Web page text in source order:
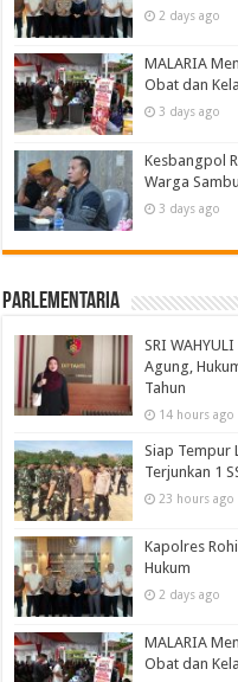
2 days ago
MALARIA
Obat dan
3 days ago
Kesbangpol
Warga
3 days ago
Parlementaria
SRI
Agung,
Tahun
14 hours ago
Siap Tempur
Terjunkan 1
23 hours ago
Kapolres
Hukum
2 days ago
MALARIA
Obat dan